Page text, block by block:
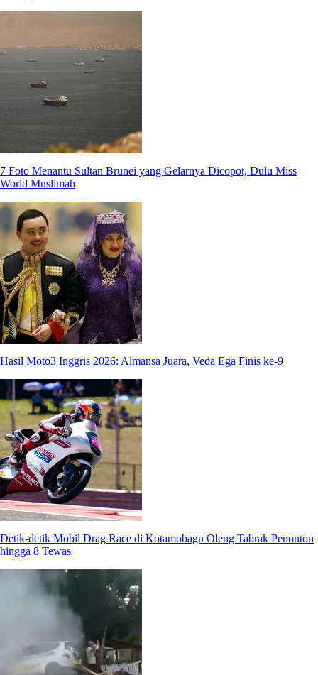
7 Foto Menantu Sultan Brunei yang Gelarnya Dicopot, Dulu Miss
World Muslimah
Hasil Moto3 Inggris 2026: Almansa Juara, Veda Ega Finis ke-9
Detik-detik Mobil Drag Race di Kotamobagu Oleng Tabrak Penonton
hingga 8 Tewas